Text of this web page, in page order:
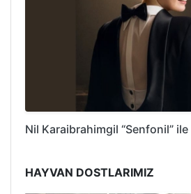
Nil Karaibrahimgil “Senfonil”
HAYVAN DOSTLARIMIZ